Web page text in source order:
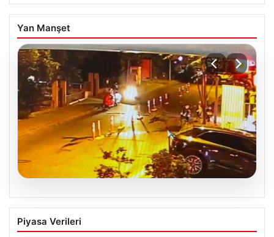
Yan Manşet
05.08.2026
Şişli’de Silahlı Saldırı: Nilda Müge
Şahin’e Kurşunlar Yağdı
Piyasa Verileri